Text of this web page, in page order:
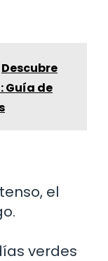
Descubre
Guía de
el
verdes